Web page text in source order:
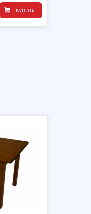
купить